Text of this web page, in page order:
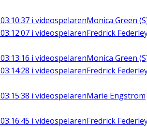
03:10:37 i videospelarenMonica Green
03:12:07 i videospelarenFredrick
03:13:16 i videospelarenMonica Green
03:14:28 i videospelarenFredrick
03:15:38 i videospelarenMarie Engström
03:16:45 i videospelarenFredrick